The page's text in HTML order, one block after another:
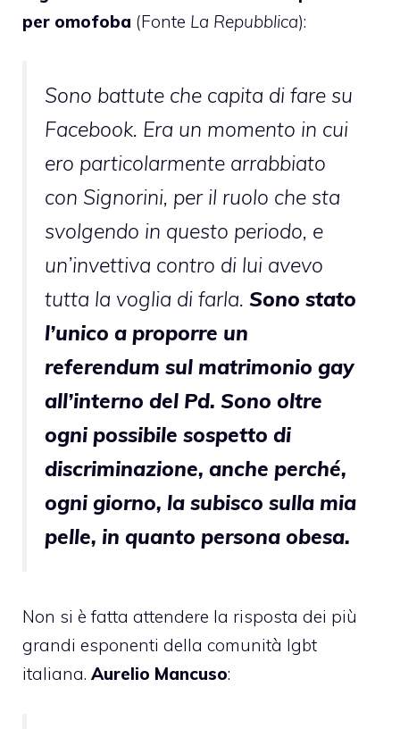
per omofoba (Fonte La Repubblica):
Sono battute che capita di fare su
Facebook. Era un momento in cui
ero particolarmente arrabbiato
con Signorini, per il ruolo che sta
svolgendo in questo periodo, e
un’invettiva contro di lui avevo
tutta la voglia di farla. Sono stato
l’unico a proporre un
referendum sul matrimonio gay
all’interno del Pd. Sono oltre
ogni possibile sospetto di
discriminazione, anche perché,
ogni giorno, la subisco sulla mia
pelle, in quanto persona obesa.
Non si è fatta attendere la risposta dei più
grandi esponenti della comunità lgbt
italiana. Aurelio Mancuso: